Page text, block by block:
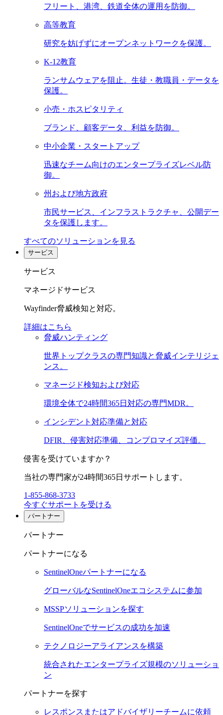
フリート、港湾、鉄道全体の運用を防御。
高等教育
研究を妨げずにオープンネットワークを保護。
K-12教育
ランサムウェアを阻止。生徒・教職員・データを
保護。
小売・ホスピタリティ
ブランド、顧客データ、利益を防御。
中小企業・スタートアップ
迅速なチーム向けのエンタープライズレベル防
御。
州および地方政府
市民サービス、インフラストラクチャ、公開デー
タを保護します。
すべてのソリューションを見る
サービス
サービス
マネージドサービス
Wayfinder脅威検知と対応。
詳細はこちら
脅威ハンティング
世界トップクラスの専門知識と脅威インテリジェ
ンス。
マネージド検知および対応
環境全体で24時間365日対応の専門MDR。
インシデント対応準備と対応
DFIR、侵害対応準備、コンプロマイズ評価。
侵害を受けていますか？
当社の専門家が24時間365日サポートします。
1-855-868-3733
今すぐサポートを受ける
パートナー
パートナー
パートナーになる
SentinelOneパートナーになる
グローバルなSentinelOneエコシステムに参加
MSSPソリューションを探す
SentinelOneでサービスの成功を加速
テクノロジーアライアンスを構築
統合されたエンタープライズ規模のソリューショ
ン
パートナーを探す
レスポンスまたはアドバイザリーチームに依頼